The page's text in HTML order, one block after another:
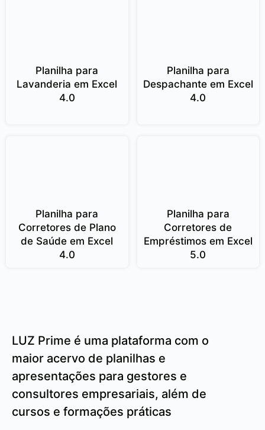
Planilha para
Lavanderia em Excel
4.0
Planilha para
Despachante em Excel
4.0
Planilha para
Corretores de Plano
de Saúde em Excel
4.0
Planilha para
Corretores de
Empréstimos em Excel
5.0
LUZ Prime é uma plataforma com o
maior acervo de planilhas e
apresentações para gestores e
consultores empresariais, além de
cursos e formações práticas